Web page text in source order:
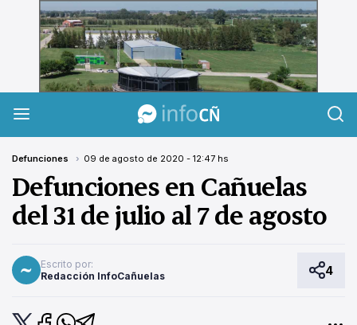
InfoCañuelas
Defunciones 09 de agosto de 2020 - 12:47 hs
Defunciones en Cañuelas
del 31 de julio al 7 de agosto
Escrito por:
Redacción InfoCañuelas
4